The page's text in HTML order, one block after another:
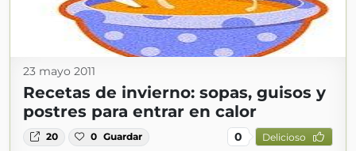
23 mayo 2011
Recetas de invierno: sopas, guisos y
postres para entrar en calor
20 0 Guardar 0 Delicioso